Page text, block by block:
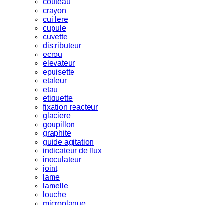
crayon
cuillere
cupule
cuvette
distributeur
ecrou
elevateur
epuisette
etaleur
etau
etiquette
fixation reacteur
glaciere
goupillon
graphite
guide agitation
indicateur de flux
inoculateur
joint
lame
lamelle
louche
microplaque